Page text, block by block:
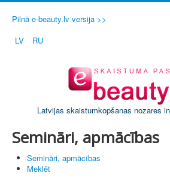
Pilnā e-beauty.lv versija >>
LV
RU
Latvijas skaistumkopšanas nozares
Semināri, apmācības
Semināri, apmācības
Meklēt